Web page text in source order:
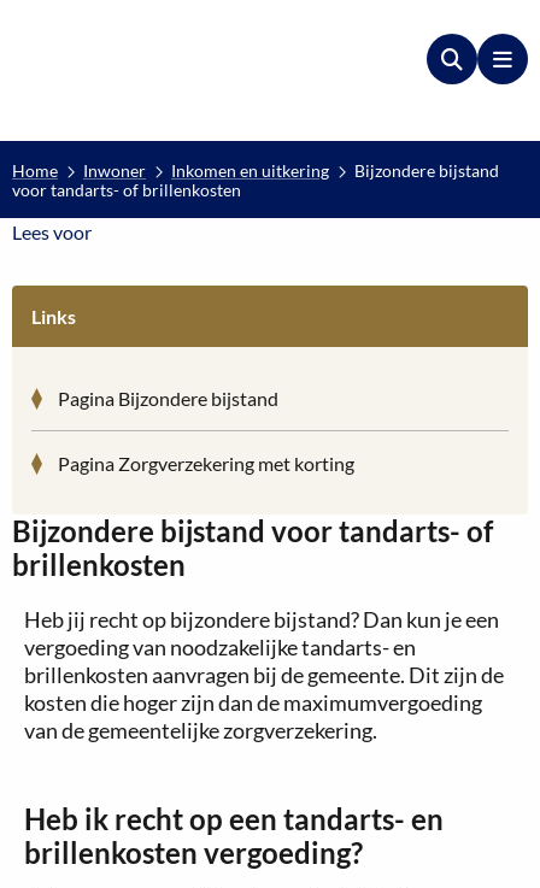
Zoeken
Home Inwoner Inkomen en uitkering
Bijzondere bijstand
voor tandarts- of brillenkosten
Lees voorLees voor
Links
Pagina Bijzondere bijstand
Pagina Zorgverzekering met korting
Bijzondere bijstand voor tandarts- of
brillenkosten
Heb jij recht op bijzondere bijstand? Dan kun je een
vergoeding van noodzakelijke tandarts- en
brillenkosten aanvragen bij de gemeente. Dit zijn de
kosten die hoger zijn dan de maximumvergoeding
van de gemeentelijke zorgverzekering.
Heb ik recht op een tandarts- en
brillenkosten vergoeding?